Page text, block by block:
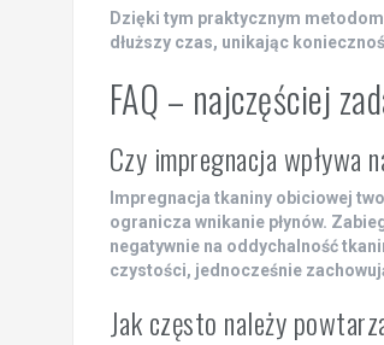
Dzięki tym praktycznym metodom
dłuższy czas, unikając
FAQ – najczęściej
Czy impregnacja wpływa
Impregnacja tkaniny obiciowej
ogranicza wnikanie płynów.
negatywnie na oddychalność
czystości, jednocześnie
Jak często należy